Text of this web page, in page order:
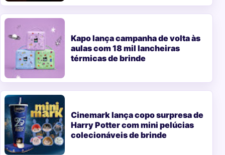
Kapo lança campanha de volta às
aulas com 18 mil lancheiras
térmicas de brinde
Cinemark lança copo surpresa de
Harry Potter com mini pelúcias
colecionáveis de brinde